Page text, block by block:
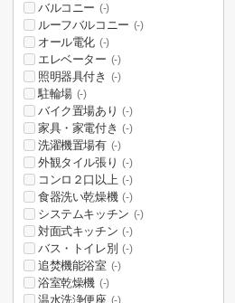
バルコニー (-)
ルーフバルコニー (-)
オール電化 (-)
エレベーター (-)
照明器具付き (-)
駐輪場 (-)
バイク置場あり (-)
家具・家電付き (-)
洗濯機置場有 (-)
外観タイル張り (-)
コンロ２口以上 (-)
食器洗い乾燥機 (-)
システムキッチン (-)
対面式キッチン (-)
バス・トイレ別 (-)
追焚機能浴室 (-)
浴室乾燥機 (-)
温水洗浄便座 (-)